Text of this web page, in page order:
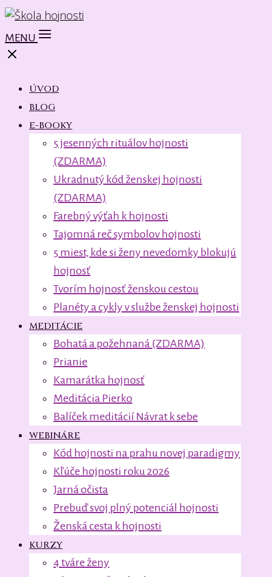
MENU
ÚVOD
BLOG
E-BOOKY
5 jesenných rituálov hojnosti
(ZDARMA)
Ukradnutý kód ženskej hojnosti
(ZDARMA)
Farebný výťah k hojnosti
Tajomná reč symbolov hojnosti
5 miest, kde si ženy nevedomky blokujú
hojnosť
Tvorím hojnosť ženskou cestou
Planéty a cykly v službe ženskej hojnosti
MEDITÁCIE
Bohatá a požehnaná (ZDARMA)
Prianie
Kamarátka hojnosť
Meditácia Pierko
Balíček meditácií Návrat k sebe
WEBINÁRE
Kód hojnosti na prahu novej paradigmy
Kľúče hojnosti roku 2026
Jarná očista
Prebuď svoj plný potenciál hojnosti
Ženská cesta k hojnosti
KURZY
4 tváre ženy